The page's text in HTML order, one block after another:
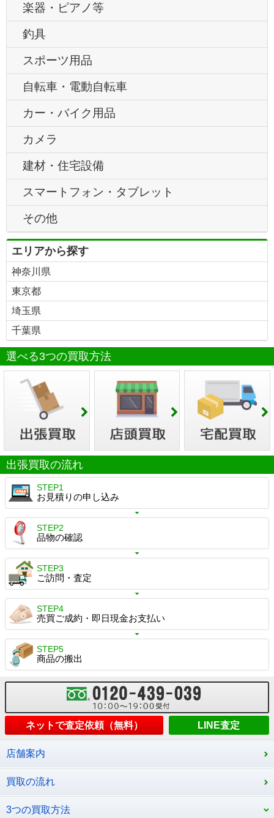
楽器・ピアノ等
釣具
スポーツ用品
自転車・電動自転車
カー・バイク用品
カメラ
建材・住宅設備
スマートフォン・タブレット
その他
エリアから探す
神奈川県
東京都
埼玉県
千葉県
選べる3つの買取方法
出張買取の流れ
STEP1
お見積りの申し込み
STEP2
品物の確認
STEP3
ご訪問・査定
STEP4
売買ご成約・即日現金お支払い
STEP5
商品の搬出
ネットで査定依頼（無料） LINE査定
店舗案内
買取の流れ
3つの買取方法